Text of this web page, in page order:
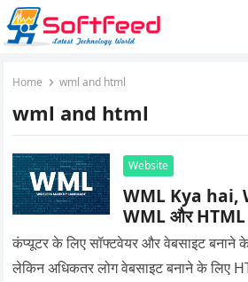
Home wml and html
wml and html
Website
WML Kya hai,
WML और HTML
कंप्यूटर के लिए सॉफ्टवेयर और वेबसाइट बनाने
लेकिन अधिकतर लोग वेबसाइट बनाने के लिए